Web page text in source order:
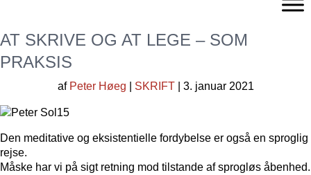
AT SKRIVE OG AT LEGE – SOM
PRAKSIS
af Peter Høeg SKRIFT| 3. januar 2021
Den meditative og eksistentielle fordybelse er også en sproglig
rejse.
Måske har vi på sigt retning mod tilstande af sprogløs åbenhed.